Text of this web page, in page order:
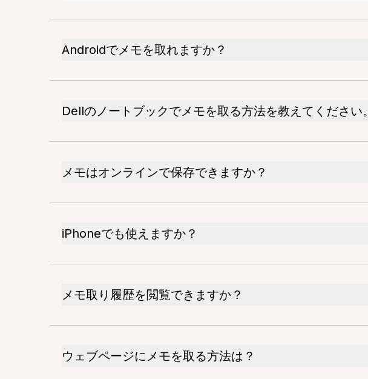
Androidでメモを取れますか？
Dellのノートブックでメモを取る方法を教えてください。
メモはオンラインで保存できますか？
iPhoneでも使えますか？
メモ取り履歴を閲覧できますか？
ウェブページにメモを取る方法は？